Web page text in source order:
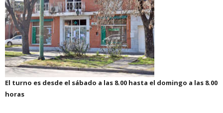
El turno es desde el sábado a las 8.00 hasta el domingo a las 8.00
horas